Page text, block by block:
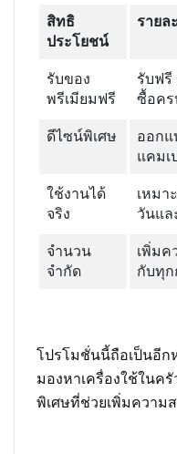
สิทธิ
ประโยชน์
รายล
รับของ
พรีเมียมฟรี
รับฟรี
ซื้อคร
ดีไซน์พิเศษ
ออกแ
แคมเ
ใช้งานได้
จริง
เหมา
วันแล
จำนวน
จำกัด
เพิ่มค
กับทุ
โปรโมชั่นนี้ถือเป็นอีก
มองหาเครื่องใช้ใน
พิเศษที่ช่วยเพิ่มความ